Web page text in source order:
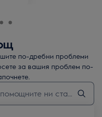
по-дребни проблеми
за вашия проблем по-
за поддръжка